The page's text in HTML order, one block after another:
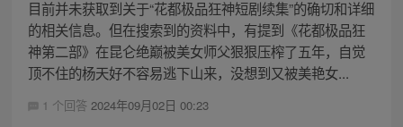
目前并未获取到关于“花都极品狂神短剧续集”的确切和详细
的相关信息。但在搜索到的资料中，有提到《花都极品狂
神第二部》在昆仑绝巅被美女师父狠狠压榨了五年，自觉
顶不住的杨天好不容易逃下山来，没想到又被美艳女...
1 个回答 2024年09月02日 00:23